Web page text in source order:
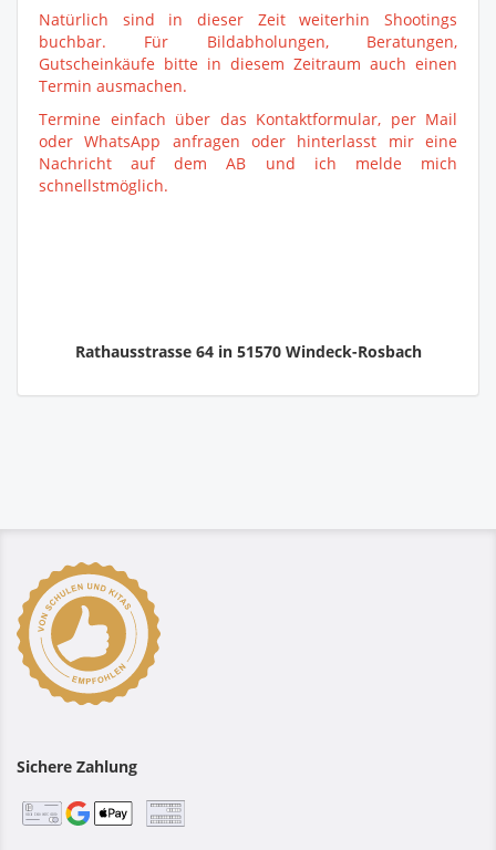
Natürlich sind in dieser Zeit weiterhin Shootings
buchbar. Für Bildabholungen, Beratungen,
Gutscheinkäufe bitte in diesem Zeitraum auch einen
Termin ausmachen.
Termine einfach über das Kontaktformular, per Mail
oder WhatsApp anfragen oder hinterlasst mir eine
Nachricht auf dem AB und ich melde mich
schnellstmöglich.
Rathausstrasse 64 in 51570 Windeck-Rosbach
Sichere Zahlung